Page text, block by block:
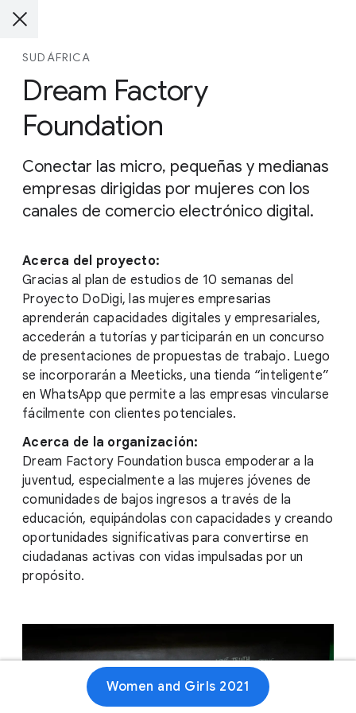
SUDÁFRICA
Dream Factory
Foundation
Conectar las micro, pequeñas y medianas
empresas dirigidas por mujeres con los
canales de comercio electrónico digital.
Acerca del proyecto:
Gracias al plan de estudios de 10 semanas del
Proyecto DoDigi, las mujeres empresarias
aprenderán capacidades digitales y empresariales,
accederán a tutorías y participarán en un concurso
de presentaciones de propuestas de trabajo. Luego
se incorporarán a Meeticks, una tienda “inteligente”
en WhatsApp que permite a las empresas vincularse
fácilmente con clientes potenciales.
Acerca de la organización:
Dream Factory Foundation busca empoderar a la
juventud, especialmente a las mujeres jóvenes de
comunidades de bajos ingresos a través de la
educación, equipándolas con capacidades y creando
oportunidades significativas para convertirse en
ciudadanas activas con vidas impulsadas por un
propósito.
Women and Girls 2021